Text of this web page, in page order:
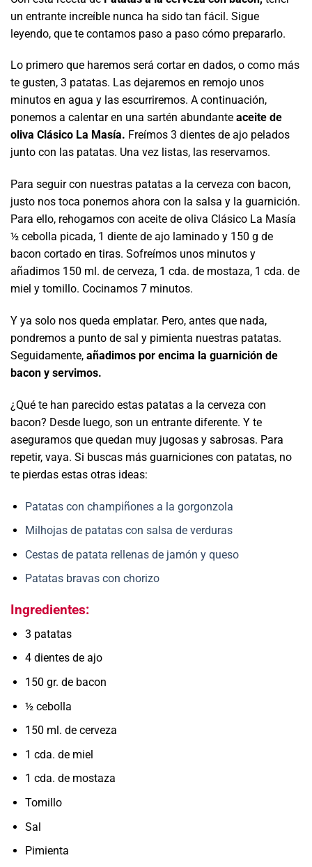
un entrante increíble nunca ha sido tan fácil. Sigue
leyendo, que te contamos paso a paso cómo prepararlo.
Lo primero que haremos será cortar en dados, o como más
te gusten, 3 patatas. Las dejaremos en remojo unos
minutos en agua y las escurriremos. A continuación,
ponemos a calentar en una sartén abundante aceite de
oliva Clásico La Masía. Freímos 3 dientes de ajo pelados
junto con las patatas. Una vez listas, las reservamos.
Para seguir con nuestras patatas a la cerveza con bacon,
justo nos toca ponernos ahora con la salsa y la guarnición.
Para ello, rehogamos con aceite de oliva Clásico La Masía
½ cebolla picada, 1 diente de ajo laminado y 150 g de
bacon cortado en tiras. Sofreímos unos minutos y
añadimos 150 ml. de cerveza, 1 cda. de mostaza, 1 cda. de
miel y tomillo. Cocinamos 7 minutos.
Y ya solo nos queda emplatar. Pero, antes que nada,
pondremos a punto de sal y pimienta nuestras patatas.
Seguidamente, añadimos por encima la guarnición de
bacon y servimos.
¿Qué te han parecido estas patatas a la cerveza con
bacon? Desde luego, son un entrante diferente. Y te
aseguramos que quedan muy jugosas y sabrosas. Para
repetir, vaya. Si buscas más guarniciones con patatas, no
te pierdas estas otras ideas:
Patatas con champiñones a la gorgonzola
Milhojas de patatas con salsa de verduras
Cestas de patata rellenas de jamón y queso
Patatas bravas con chorizo
Ingredientes:
3 patatas
4 dientes de ajo
150 gr. de bacon
½ cebolla
150 ml. de cerveza
1 cda. de miel
1 cda. de mostaza
Tomillo
Sal
Pimienta